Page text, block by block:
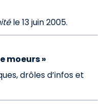
le 13 juin 2005.
moeurs »
drôles d’infos et